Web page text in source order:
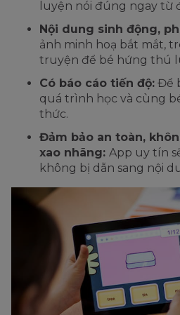
luyện nói đúng ngay từ
Nội dung sinh động,
ảnh minh hoạ bắt mắt,
truyện để bé hứng thú
Có báo cáo tiến độ: Để
quá trình học và cùng
thức.
Đảm bảo an toàn,
xao nhãng: App uy tín
không bị dẫn sang nội